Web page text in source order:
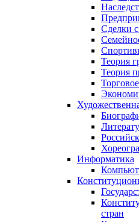
Сделки
Теория
Теория
Информатика
стран